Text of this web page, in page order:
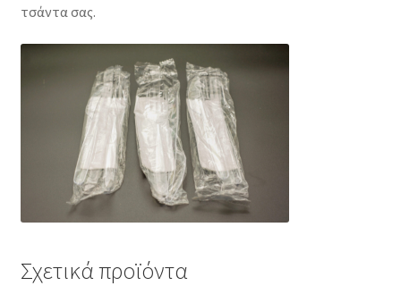
τσάντα σας.
Σχετικά προϊόντα